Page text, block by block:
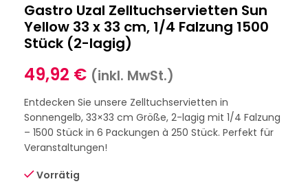
Gastro Uzal Zelltuchservietten Sun
Yellow 33 x 33 cm, 1/4 Falzung 1500
Stück (2-lagig)
49,92 € (inkl. MwSt.)
Entdecken Sie unsere Zelltuchservietten in
Sonnengelb, 33×33 cm Größe, 2-lagig mit 1/4 Falzung
– 1500 Stück in 6 Packungen à 250 Stück. Perfekt für
Veranstaltungen!
Vorrätig